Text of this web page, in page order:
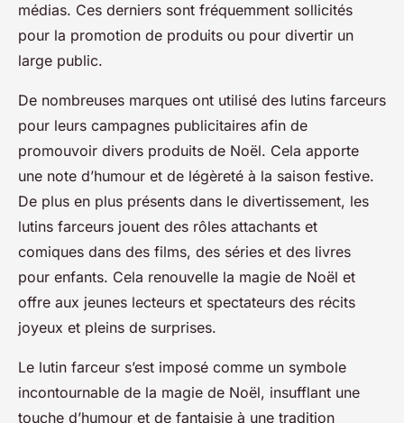
médias. Ces derniers sont fréquemment sollicités
pour la promotion de produits ou pour divertir un
large public.
De nombreuses marques ont utilisé des lutins farceurs
pour leurs campagnes publicitaires afin de
promouvoir divers produits de Noël. Cela apporte
une note d’humour et de légèreté à la saison festive.
De plus en plus présents dans le divertissement, les
lutins farceurs jouent des rôles attachants et
comiques dans des films, des séries et des livres
pour enfants. Cela renouvelle la magie de Noël et
offre aux jeunes lecteurs et spectateurs des récits
joyeux et pleins de surprises.
Le lutin farceur s’est imposé comme un symbole
incontournable de la magie de Noël, insufflant une
touche d’humour et de fantaisie à une tradition